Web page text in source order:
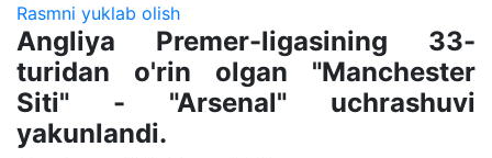
Rasmni yuklab olish
Angliya Premer-ligasining 33-
turidan o'rin olgan "Manchester
Siti" - "Arsenal" uchrashuvi
yakunlandi.